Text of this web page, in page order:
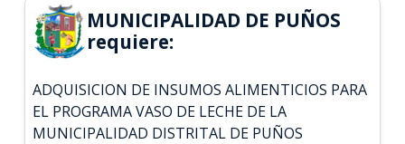
MUNICIPALIDAD DE PUÑOS
requiere:
ADQUISICION DE INSUMOS ALIMENTICIOS PARA
EL PROGRAMA VASO DE LECHE DE LA
MUNICIPALIDAD DISTRITAL DE PUÑOS